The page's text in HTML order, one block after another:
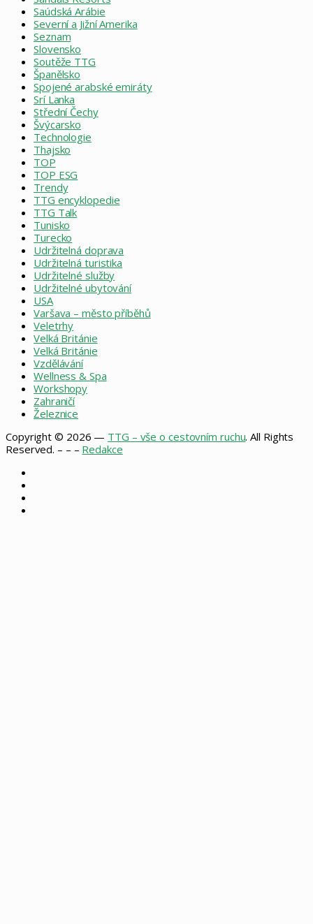
Saúdská Arábie
Severní a Jižní Amerika
Seznam
Slovensko
Soutěže TTG
Španělsko
Spojené arabské emiráty
Srí Lanka
Střední Čechy
Švýcarsko
Technologie
Thajsko
TOP
TOP ESG
Trendy
TTG encyklopedie
TTG Talk
Tunisko
Turecko
Udržitelná doprava
Udržitelná turistika
Udržitelné služby
Udržitelné ubytování
USA
Varšava – město příběhů
Veletrhy
Velká Británie
Velká Británie
Vzdělávání
Wellness & Spa
Workshopy
Zahraničí
Železnice
Copyright © 2026 — TTG – vše o cestovním ruchu. All Rights
Reserved. – – – Redakce